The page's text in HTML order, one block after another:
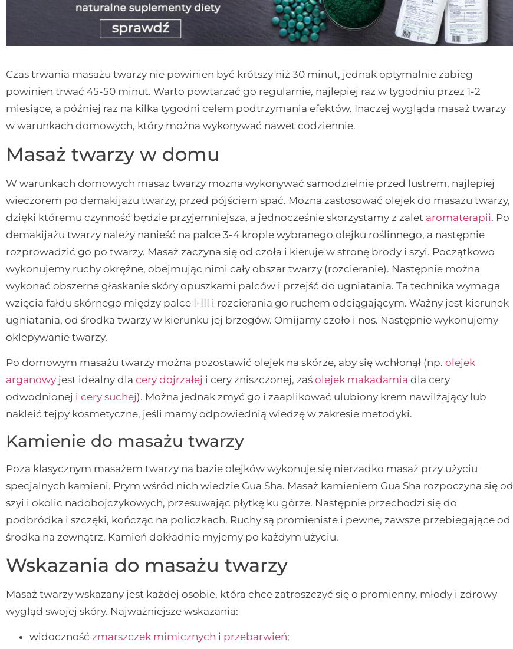
Czas trwania masażu twarzy nie powinien być krótszy niż 30 minut, jednak optymalnie zabieg
powinien trwać 45-50 minut. Warto powtarzać go regularnie, najlepiej raz w tygodniu przez 1-2
miesiące, a później raz na kilka tygodni celem podtrzymania efektów. Inaczej wygląda masaż twarzy
w warunkach domowych, który można wykonywać nawet codziennie.
Masaż twarzy w domu
W warunkach domowych masaż twarzy można wykonywać samodzielnie przed lustrem, najlepiej
wieczorem po demakijażu twarzy, przed pójściem spać. Można zastosować olejek do masażu twarzy,
dzięki któremu czynność będzie przyjemniejsza, a jednocześnie skorzystamy z zalet aromaterapii. Po
demakijażu twarzy należy nanieść na palce 3-4 krople wybranego olejku roślinnego, a następnie
rozprowadzić go po twarzy. Masaż zaczyna się od czoła i kieruje w stronę brody i szyi. Początkowo
wykonujemy ruchy okrężne, obejmując nimi cały obszar twarzy (rozcieranie). Następnie można
wykonać obszerne głaskanie skóry opuszkami palców i przejść do ugniatania. Ta technika wymaga
wzięcia fałdu skórnego między palce I-III i rozcierania go ruchem odciągającym. Ważny jest kierunek
ugniatania, od środka twarzy w kierunku jej brzegów. Omijamy czoło i nos. Następnie wykonujemy
oklepywanie twarzy.
Po domowym masażu twarzy można pozostawić olejek na skórze, aby się wchłonął (np. olejek
arganowy jest idealny dla cery dojrzałej i cery zniszczonej, zaś olejek makadamia dla cery
odwodnionej i cery suchej). Można jednak zmyć go i zaaplikować ulubiony krem nawilżający lub
nakleić tejpy kosmetyczne, jeśli mamy odpowiednią wiedzę w zakresie metodyki.
Kamienie do masażu twarzy
Poza klasycznym masażem twarzy na bazie olejków wykonuje się nierzadko masaż przy użyciu
specjalnych kamieni. Prym wśród nich wiedzie Gua Sha. Masaż kamieniem Gua Sha rozpoczyna się od
szyi i okolic nadobojczykowych, przesuwając płytkę ku górze. Następnie przechodzi się do
podbródka i szczęki, kończąc na policzkach. Ruchy są promieniste i pewne, zawsze przebiegające od
środka na zewnątrz. Kamień dokładnie myjemy po każdym użyciu.
Wskazania do masażu twarzy
Masaż twarzy wskazany jest każdej osobie, która chce zatroszczyć się o promienny, młody i zdrowy
wygląd swojej skóry. Najważniejsze wskazania:
widoczność zmarszczek mimicznych i przebarwień;